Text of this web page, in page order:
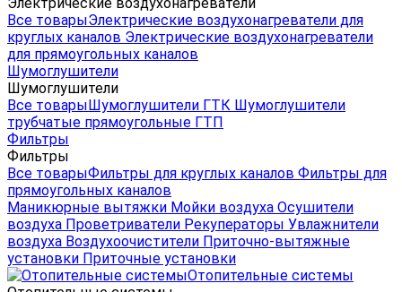
Все товарыЭлектрические воздухонагреватели для
круглых каналов Электрические воздухонагреватели
для прямоугольных каналов
Шумоглушители
Шумоглушители
Все товарыШумоглушители ГТК Шумоглушители
трубчатые прямоугольные ГТП
Фильтры
Фильтры
Все товарыФильтры для круглых каналов Фильтры для
прямоугольных каналов
Маникюрные вытяжки Мойки воздуха Осушители
воздуха Проветриватели Рекуператоры Увлажнители
воздуха Воздухоочистители Приточно-вытяжные
установки Приточные установки
Отопительные системы